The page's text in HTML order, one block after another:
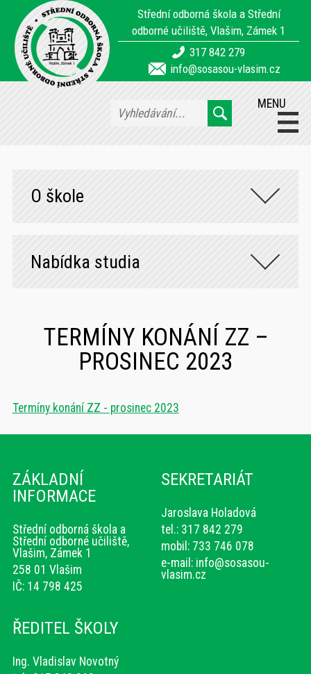
Střední odborná škola a Střední
odborné učiliště, Vlašim, Zámek 1
317 842 279
info@sosasou-vlasim.cz
MENU
O škole
Nabídka studia
TERMÍNY KONÁNÍ ZZ –
PROSINEC 2023
Termíny konání ZZ - prosinec 2023
ZÁKLADNÍ
INFORMACE
Střední odborná škola a
Střední odborné učiliště,
Vlašim, Zámek 1
258 01 Vlašim
IČ: 14 798 425
SEKRETARIÁT
Jaroslava Holadová
tel.: 317 842 279
mobil: 733 746 078
e-mail: info@sosasou-
vlasim.cz
ŘEDITEL ŠKOLY
Ing. Vladislav Novotný